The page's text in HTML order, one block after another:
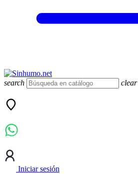
search clear
Iniciar sesión